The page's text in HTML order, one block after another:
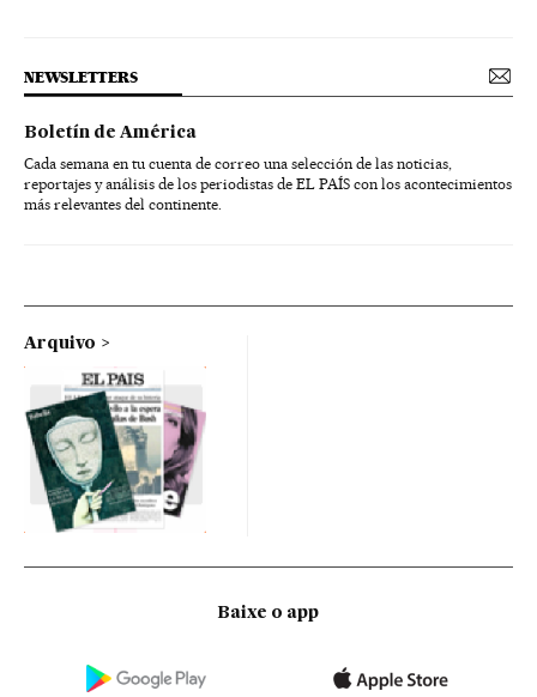
NEWSLETTERS
Boletín de América
Cada semana en tu cuenta de correo una selección de las noticias,
reportajes y análisis de los periodistas de EL PAÍS con los acontecimientos
más relevantes del continente.
Arquivo
Baixe o app